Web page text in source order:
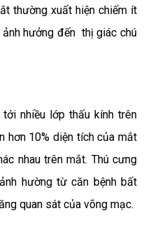
thường xuất hiện chiếm ít
ảnh hưởng đến thị giác chú
nhiều lớp thấu kính trên
hơn 10% diện tích của mắt
nhau trên mắt. Thú cưng
hường từ căn bệnh bất
quan sát của võng mạc.